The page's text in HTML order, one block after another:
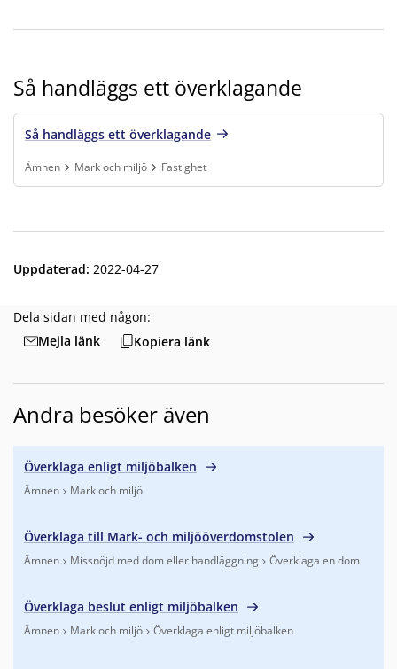
Så handläggs ett överklagande
Så handläggs ett överklagande
Ämnen Mark och miljö
Fastighet
Finns under:Ämnen, Mark och miljö, Fastighet.
Uppdaterad: 2022-04-27
Dela sidan med någon:
Mejla länk
Kopiera länk
Andra besöker även
Överklaga enligt miljöbalken
Ämnen Mark och miljö
Överklaga till Mark- och miljööverdomstolen
Ämnen Missnöjd med dom eller handläggning Överklaga en dom
Överklaga beslut enligt miljöbalken
Ämnen Mark och miljö Överklaga enligt miljöbalken